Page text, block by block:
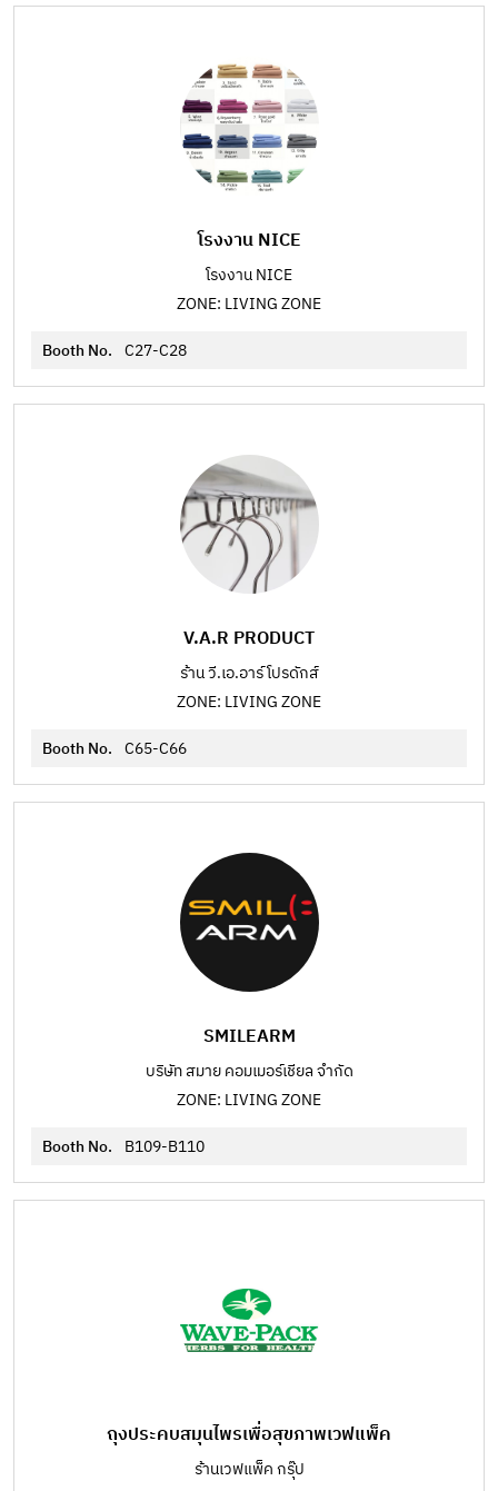
โรงงาน NICE
โรงงาน NICE
ZONE: LIVING ZONE
Booth No. C27-C28
V.A.R PRODUCT
ร้าน วี.เอ.อาร์ โปรดักส์
ZONE: LIVING ZONE
Booth No. C65-C66
SMILEARM
บริษัท สมาย คอมเมอร์เชียล จำกัด
ZONE: LIVING ZONE
Booth No. B109-B110
ถุงประคบสมุนไพรเพื่อสุขภาพเวฟแพ็ค
ร้านเวฟแพ็ค กรุ๊ป